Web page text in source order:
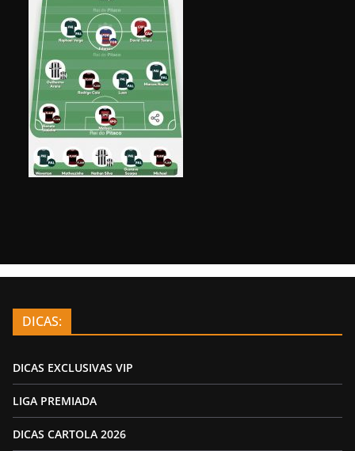
DICAS:
DICAS EXCLUSIVAS VIP
LIGA PREMIADA
DICAS CARTOLA 2026